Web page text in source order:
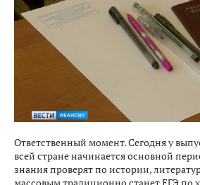
Ответственный момент. Сегодня у
всей стране начинается основной
знания проверят по истории,